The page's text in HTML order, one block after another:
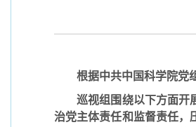
根据中共中国科学院党
巡视组围绕以下方面开
治党主体责任和监督责任，